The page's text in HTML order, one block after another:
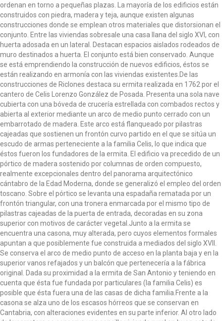
ordenan en torno a pequeñas plazas. La mayoría de los edificios están
construidos con piedra, madera y teja, aunque existen algunas
construcciones donde se emplean otros materiales que distorsionan el
conjunto. Entre las viviendas sobresale una casa llana del siglo XVI, con
huerta adosada en un lateral. Destacan espacios aislados rodeados de
muro destinados a huerta. El conjunto está bien conservado. Aunque
se está emprendiendo la construcción de nuevos edificios, éstos se
están realizando en armonía con las viviendas existentes.De las
construcciones de Riclones destaca su ermita realizada en 1762 por el
cantero de Celis Lorenzo González de Posada. Presenta una sola nave
cubierta con una bóveda de crucería estrellada con combados rectos y
abierta al exterior mediante un arco de medio punto cerrado con un
embarrotado de madera. Este arco está flanqueado por pilastras
cajeadas que sostienen un frontón curvo partido en el que se sitúa un
escudo de armas perteneciente a la familia Celis, lo que indica que
éstos fueron los fundadores de la ermita. El edificio va precedido de un
pórtico de madera sostenido por columnas de orden compuesto,
realmente excepcionales dentro del panorama arquitectónico
cántabro de la Edad Moderna, donde se generalizó el empleo del orden
toscano. Sobre el pórtico se levanta una espadaña rematada por un
frontón triangular, con una tronera enmarcada por el mismo tipo de
pilastras cajeadas de la puerta de entrada, decoradas en su zona
superior con motivos de carácter vegetal.Junto a la ermita se
encuentra una casona, muy alterada, pero cuyos elementos formales
apuntan a que posiblemente fue construida a mediados del siglo XVII.
Se conserva el arco de medio punto de acceso en la planta baja y en la
superior vanos refajados y un balcón que pertenecería a la fábrica
original. Dada su proximidad a la ermita de San Antonio y teniendo en
cuenta que ésta fue fundada por particulares (la familia Celis) es
posible que ésta fuera una de las casas de dicha familia.Frente a la
casona se alza uno de los escasos hórreos que se conservan en
Cantabria, con alteraciones evidentes en su parte inferior. Al otro lado